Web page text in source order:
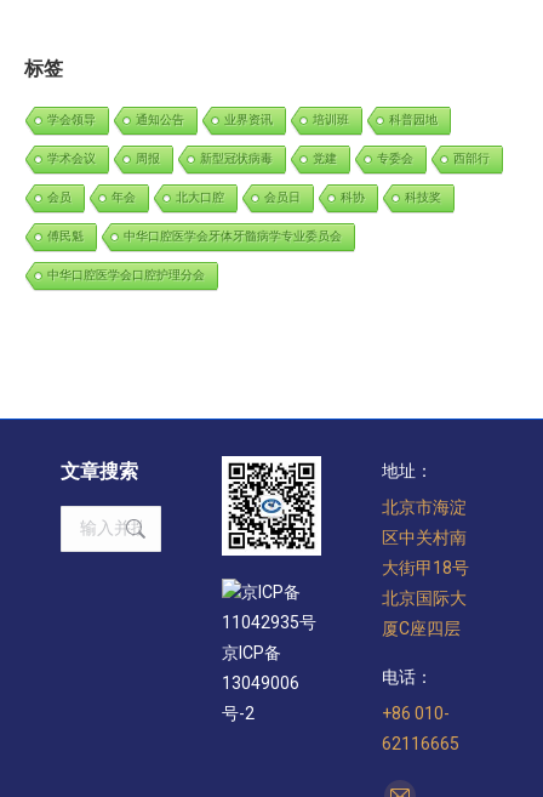
标签
学会领导 通知公告 业界资讯 培训班 科普园地
学术会议 周报 新型冠状病毒 党建 专委会 西部行
会员 年会 北大口腔 会员日 科协 科技奖
傅民魁 中华口腔医学会牙体牙髓病学专业委员会
中华口腔医学会口腔护理分会
文章搜索
Search:
京ICP备
11042935号
京ICP备
13049006
号-2
地址：
北京市海淀
区中关村南
大街甲18号
北京国际大
厦C座四层
电话：
+86 010-
62116665
找到我们：